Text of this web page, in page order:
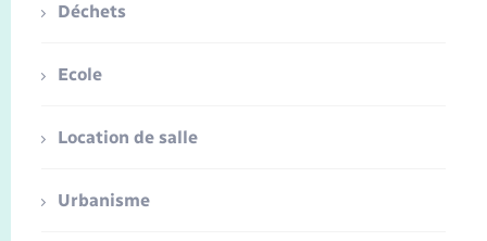
Déchets
Ecole
Location de salle
Urbanisme